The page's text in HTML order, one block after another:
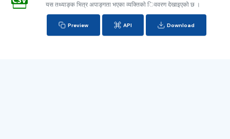
यस तथ्याङ्क भित्र अपाङ्गता भएका व्यक्तिकाे िववरण देखाइएको छ ।
Preview API Download